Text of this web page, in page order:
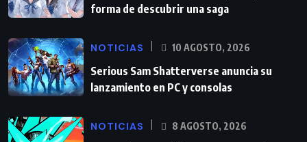
forma de descubrir una saga
NOTICIAS 10 AGOSTO, 2026
Serious Sam Shatterverse anuncia su
lanzamiento en PC y consolas
NOTICIAS 8 AGOSTO, 2026